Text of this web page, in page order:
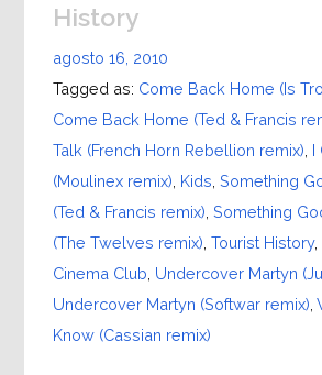
History
agosto 16, 2010
Tagged as: Come Back Home (Is
Come Back Home (Ted & Francis
Talk (French Horn Rebellion remix) I
(Moulinex remix) Kids Something
(Ted & Francis remix) Something
(The Twelves remix) Tourist History,
Cinema Club Undercover Martyn
Undercover Martyn (Softwar remix)
Know (Cassian remix)